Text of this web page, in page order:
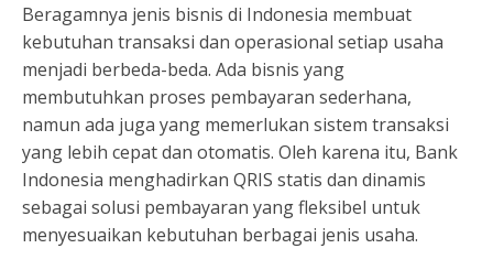
Beragamnya jenis bisnis di Indonesia membuat
kebutuhan transaksi dan operasional setiap usaha
menjadi berbeda-beda. Ada bisnis yang
membutuhkan proses pembayaran sederhana,
namun ada juga yang memerlukan sistem transaksi
yang lebih cepat dan otomatis. Oleh karena itu, Bank
Indonesia menghadirkan QRIS statis dan dinamis
sebagai solusi pembayaran yang fleksibel untuk
menyesuaikan kebutuhan berbagai jenis usaha.